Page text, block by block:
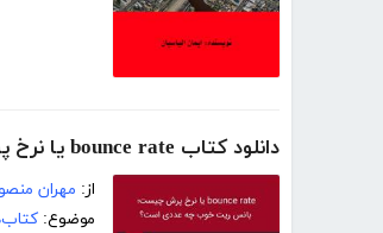
دانلود کتاب bounce rate یا نرخ پرش چیست؛ بانس ریت خوب چه عددی است؟
از: مهران
موضوع: